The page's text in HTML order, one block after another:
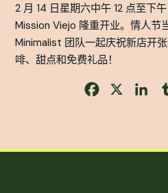
2 月 14 日星期六中午 12 点至下
Mission Viejo 隆重开业。情人节
Minimalist 团队一起庆祝新店开
啡、甜点和免费礼品！
Facebook